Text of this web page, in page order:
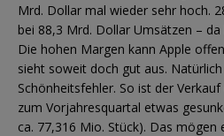
Mrd. Dollar mal wieder sehr hoch.
bei 88,3 Mrd. Dollar Umsätzen – da
Die hohen Margen kann Apple
sieht soweit doch gut aus.
Schönheitsfehler. So ist der
zum Vorjahresquartal etwas
ca. 77,316 Mio. Stück). Das mögen